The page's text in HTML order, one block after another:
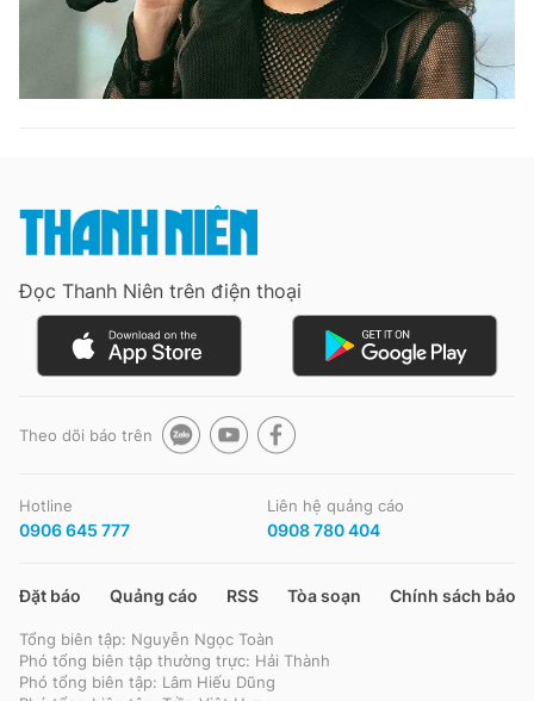
Đọc Thanh Niên trên điện thoại
Theo dõi báo trên
Hotline
0906 645 777
Liên hệ quảng cáo
0908 780 404
Đặt báo Quảng cáo RSS Tòa soạn Chính sách bảo
Tổng biên tập: Nguyễn Ngọc Toàn
Phó tổng biên tập thường trực: Hải Thành
Phó tổng biên tập: Lâm Hiếu Dũng